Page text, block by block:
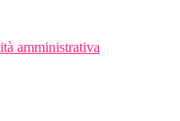
amministrativa